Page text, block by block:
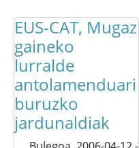
EUS-CAT, Mugaz
gaineko
lurralde
antolamenduari
buruzko
jardunaldiak